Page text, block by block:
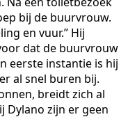
bij de buurvrouw.
en vuur.” Hij
dat de buurvrouw
eerste instantie is hij
al snel buren bij.
breidt zich al
Dylano zijn er geen